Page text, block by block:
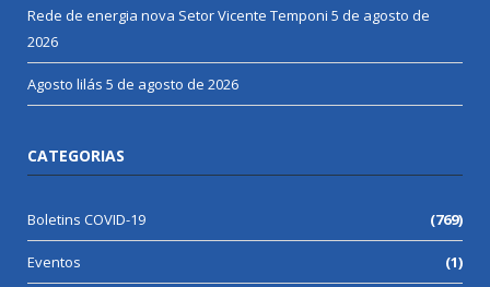
Rede de energia nova Setor Vicente Temponi 5 de agosto de
2026
Agosto lilás 5 de agosto de 2026
CATEGORIAS
Boletins COVID-19 (769)
Eventos (1)